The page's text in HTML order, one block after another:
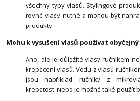
všechny typy vlasů. Stylingové
rovné vlasy nutné a mohou být
produkty.
Mohu k vysušení vlasů používat
Ano, ale je důležité vlasy ručníkem
krepacení vlasů. Vodu z vlasů
jsou například ručníky z
krepatost. Nebo je možné také použít